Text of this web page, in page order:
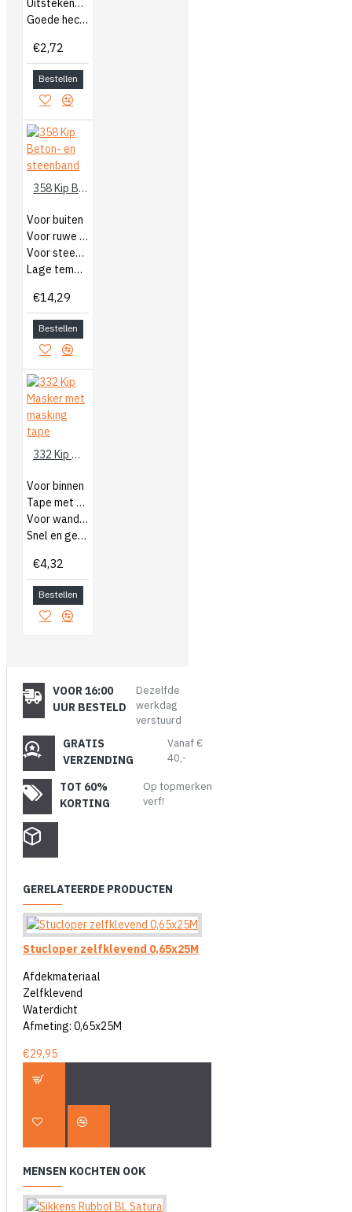
Uitstekende kleefkracht
Goede hechting
€2,72
Bestellen
358 Kip Beton- en steenband
Voor buiten
Voor ruwe ondergronden
Voor steen en beton
Lage temperaturen
€14,29
Bestellen
332 Kip Masker met masking tape
Voor binnen
Tape met afdekfolie
Voor wanden en ramen
Snel en gemakkelijk
€4,32
Bestellen
VOOR 16:00
UUR BESTELD
Dezelfde
werkdag
verstuurd
GRATIS
VERZENDING
Vanaf €
40,-
TOT 60%
KORTING
Op topmerken
verf!
GERELATEERDE PRODUCTEN
Stucloper zelfklevend 0,65x25M
Afdekmateriaal
Zelfklevend
Waterdicht
Afmeting: 0,65x25M
€29,95
MENSEN KOCHTEN OOK